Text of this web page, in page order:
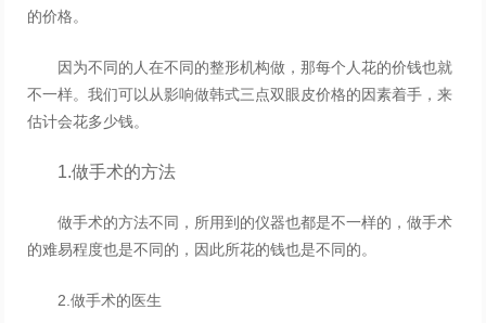
的价格。
因为不同的人在不同的整形机构做，那每个人花的价钱也就
不一样。我们可以从影响做韩式三点双眼皮价格的因素着手，来
估计会花多少钱。
1.做手术的方法
做手术的方法不同，所用到的仪器也都是不一样的，做手术
的难易程度也是不同的，因此所花的钱也是不同的。
2.做手术的医生